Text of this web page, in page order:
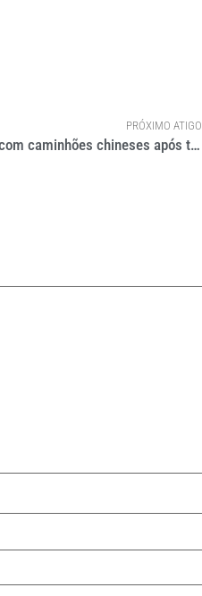
PRÓXIMO ATIGO
Gelog inicia transição energética com caminhões chineses após testes